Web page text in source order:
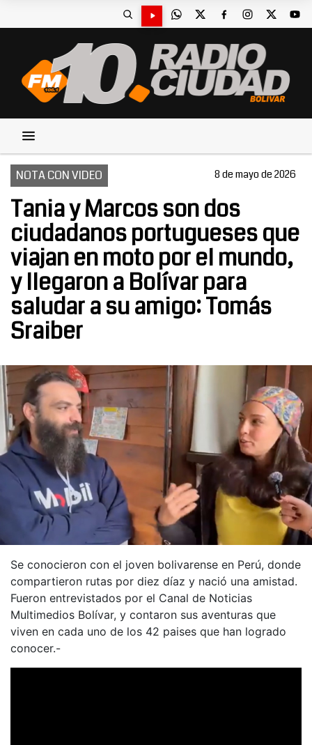
NOTA CON VIDEO 8 de mayo de 2026
Tania y Marcos son dos
ciudadanos portugueses que
viajan en moto por el mundo,
y llegaron a Bolívar para
saludar a su amigo: Tomás
Sraiber
Se conocieron con el joven bolivarense en Perú, donde
compartieron rutas por diez díaz y nació una amistad.
Fueron entrevistados por el Canal de Noticias
Multimedios Bolívar, y contaron sus aventuras que
viven en cada uno de los 42 paises que han logrado
conocer.-